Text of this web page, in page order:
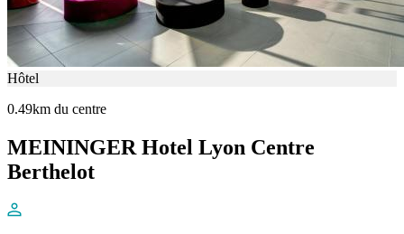
Hôtel
0.49km du centre
MEININGER Hotel Lyon Centre
Berthelot